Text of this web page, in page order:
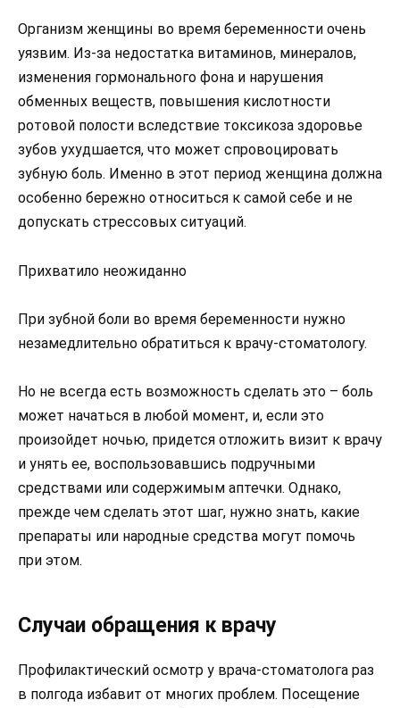
Организм женщины во время беременности очень
уязвим. Из-за недостатка витаминов, минералов,
изменения гормонального фона и нарушения
обменных веществ, повышения кислотности
ротовой полости вследствие токсикоза здоровье
зубов ухудшается, что может спровоцировать
зубную боль. Именно в этот период женщина должна
особенно бережно относиться к самой себе и не
допускать стрессовых ситуаций.
Прихватило неожиданно
При зубной боли во время беременности нужно
незамедлительно обратиться к врачу-стоматологу.
Но не всегда есть возможность сделать это – боль
может начаться в любой момент, и, если это
произойдет ночью, придется отложить визит к врачу
и унять ее, воспользовавшись подручными
средствами или содержимым аптечки. Однако,
прежде чем сделать этот шаг, нужно знать, какие
препараты или народные средства могут помочь
при этом.
Случаи обращения к врачу
Профилактический осмотр у врача-стоматолога раз
в полгода избавит от многих проблем. Посещение